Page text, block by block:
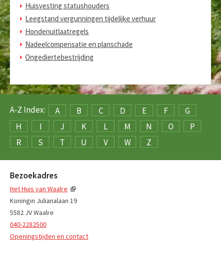
Huisvesting statushouders
Leegstand vergunningen tijdelijke verhuur
Hondenuitlaatregels
Nadeelcompensatie en planschade
Ongediertebestrijding
A-Z Index: A B C D E F
G
H
I J K L M N O
P
R
S T U V W Z
Bezoekadres
Het Huis van Waalre
Koningin Julianalaan 19
5582 JV Waalre
040-2282500
Openingstijden en contact